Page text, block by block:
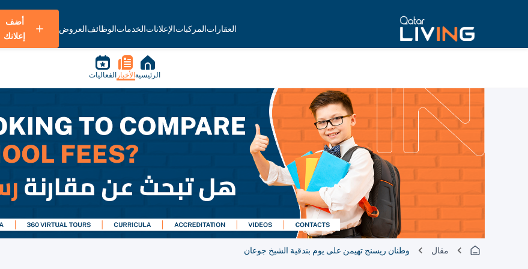
العقاراتالمركباتالإعلاناتالخدماتالوظائفالعروض
أضف
إعلانك
الرئيسية الأخبار الفعاليات
مقال وطنان ريسنج تهيمن على يوم بندقية الشيخ جوعان